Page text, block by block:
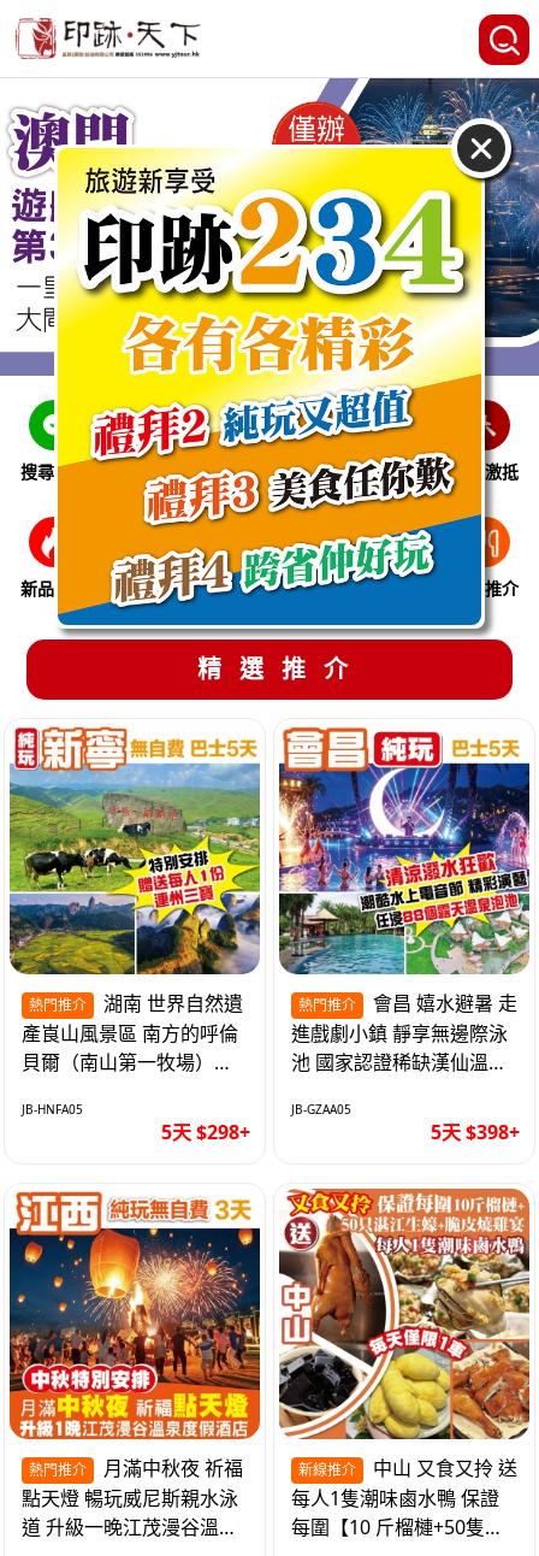
搜尋線路 跨省巴士 即時特惠 休閒娛樂 會員激抵
新品推介 季節限定 溫泉養生 買一送一 美食推介
精選推介
熱門推介
產崀山風景區 南方的呼倫
貝爾（南山第一牧場）夜
巴士5天
JB-HNFA05
5天 $298+
熱門推介
進戲劇小鎮 靜享無邊際泳
池 國家認證稀缺漢仙溫泉
天
JB-GZAA05
5天 $398+
熱門推介
點天燈 暢玩威尼斯親水泳
道 升級一晚江茂漫谷溫泉
新線推介
每人1隻潮味鹵水鴨 保證
每圍【10 斤榴槤+50隻湛